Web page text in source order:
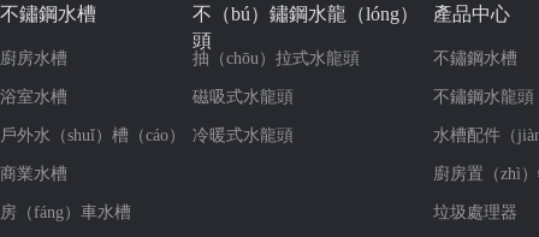
不鏽鋼水槽
廚房水槽
浴室水槽
戶外水（shuǐ）槽（cáo）
商業水槽
房（fáng）車水槽
不（bú）鏽鋼水龍（lóng）
頭
抽（chōu）拉式水龍頭
磁吸式水龍頭
冷暖式水龍頭
產品中心
不鏽鋼水槽
不鏽鋼水龍頭
水槽配件（
廚房置（zhì
垃圾處理器